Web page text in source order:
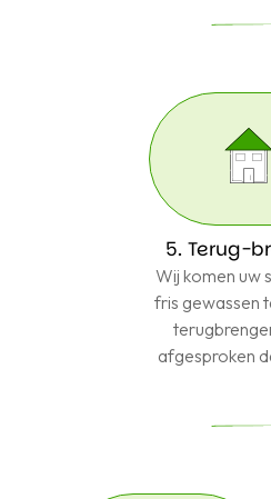
5. Terug-
Wij komen uw
fris gewassen
afgesproken